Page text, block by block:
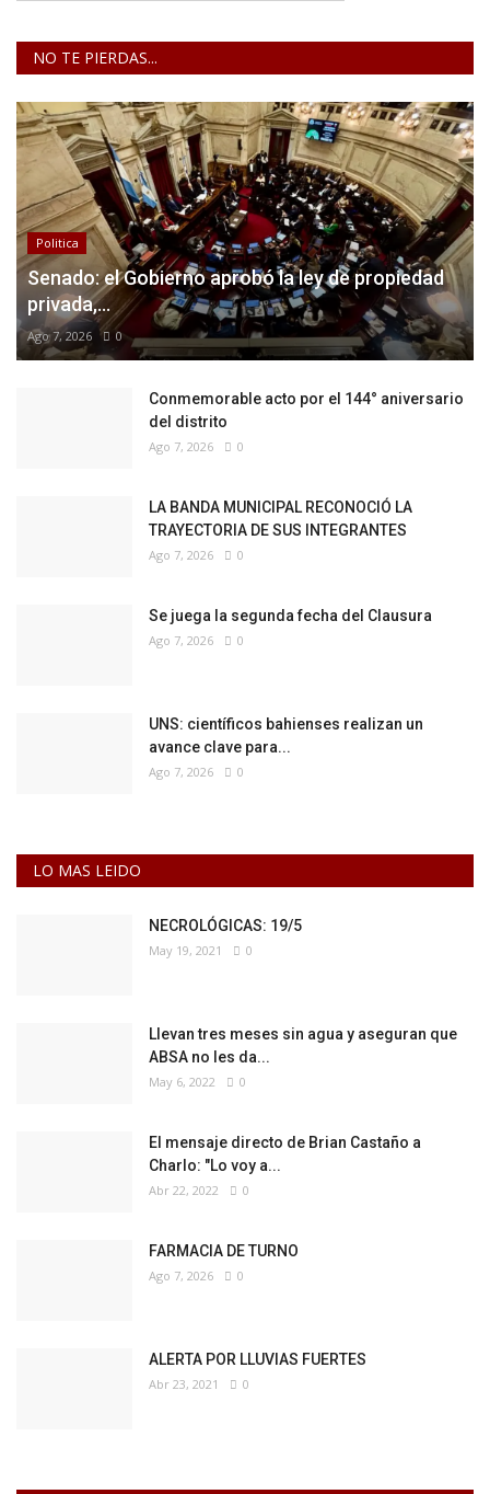
NO TE PIERDAS...
Politica
Senado: el Gobierno aprobó la ley de propiedad
privada,...
Ago 7, 2026 0
Conmemorable acto por el 144° aniversario
del distrito
Ago 7, 2026 0
LA BANDA MUNICIPAL RECONOCIÓ LA
TRAYECTORIA DE SUS INTEGRANTES
Ago 7, 2026 0
Se juega la segunda fecha del Clausura
Ago 7, 2026 0
UNS: científicos bahienses realizan un
avance clave para...
Ago 7, 2026 0
LO MAS LEIDO
NECROLÓGICAS: 19/5
May 19, 2021 0
Llevan tres meses sin agua y aseguran que
ABSA no les da...
May 6, 2022 0
El mensaje directo de Brian Castaño a
Charlo: "Lo voy a...
Abr 22, 2022 0
FARMACIA DE TURNO
Ago 7, 2026 0
ALERTA POR LLUVIAS FUERTES
Abr 23, 2021 0